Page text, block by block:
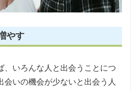
やす
、いろんな人と出会うことにつ
会いの機会が少ないと出会う人